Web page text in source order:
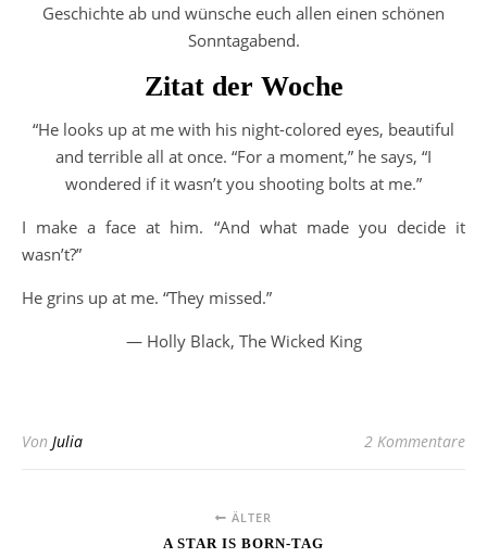
Geschichte ab und wünsche euch allen einen schönen
Sonntagabend.
Zitat der Woche
“He looks up at me with his night-colored eyes, beautiful
and terrible all at once. “For a moment,” he says, “I
wondered if it wasn’t you shooting bolts at me.”
I make a face at him. “And what made you decide it
wasn’t?”
He grins up at me. “They missed.”
― Holly Black, The Wicked King
Von Julia 2 Kommentare
ÄLTER
A STAR IS BORN-TAG